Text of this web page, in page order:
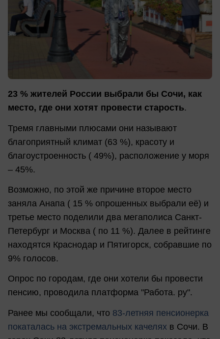
23 % жителей России выбрали бы Сочи, как
место, где они хотят провести старость.
Тремя главными плюсами они называют
благоприятный климат (63 %), красоту и
благоустроенность ( 49%), расположение у моря
– 45%.
Возможно, по этой же причине второе место
заняла Анапа ( 15 % опрошенных выбрали её) и
третье место поделили два мегаполиса ­Санкт-
Петербург и Москва ( по 11 %). Далее в рейтинге
находятся Краснодар и Пятигорск, собравшие по
9% голосов.
Опрос по городам, где они хотели бы провести
пенсию, проводила платформа "Работа. ру".
Ранее мы сообщали, что 83-летняя пенсионерка
покаталась на экстремальных качелях в Сочи. В